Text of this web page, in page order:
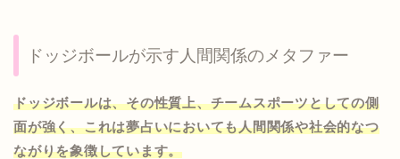
ドッジボールが示す人間関係のメタファー
ドッジボールは、その性質上、チームスポーツとしての側
面が強く、これは夢占いにおいても人間関係や社会的なつ
ながりを象徴しています。